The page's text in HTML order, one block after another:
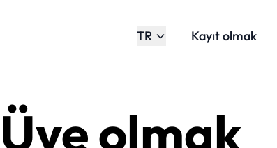
TR Kayıt olmak
Üye olmak